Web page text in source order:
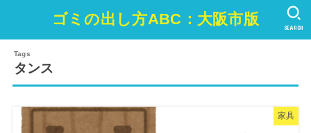
ゴミの出し方ABC：大阪市版 SEARCH
タンス
家具